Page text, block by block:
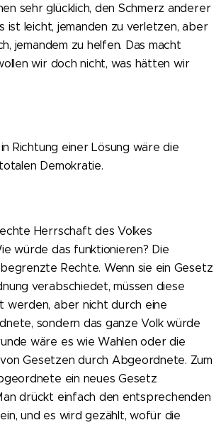
sehr glücklich, den Schmerz anderer
ist leicht, jemanden zu verletzen, aber
jemandem zu helfen. Das macht
wir doch nicht, was hätten wir
Richtung einer Lösung wäre die
Demokratie.
Herrschaft des Volkes
würde das funktionieren? Die
Rechte. Wenn sie ein Gesetz
verabschiedet, müssen diese
werden, aber nicht durch eine
sondern das ganze Volk würde
wäre es wie Wahlen oder die
Gesetzen durch Abgeordnete. Zum
ein neues Gesetz
drückt einfach den entsprechenden
und es wird gezählt, wofür die